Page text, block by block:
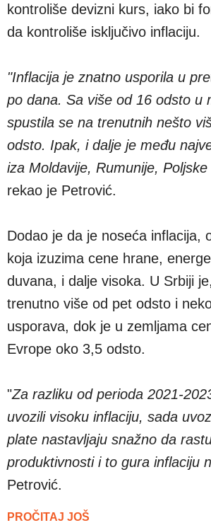
kontroliše devizni kurs, iako bi
da kontroliše isključivo inflaciju.
"Inflacija je znatno usporila u
po dana. Sa više od 16 odsto u
spustila se na trenutnih nešto
odsto. Ipak, i dalje je među
iza Moldavije, Rumunije,
rekao je Petrović.
Dodao je da je noseća inflacija,
koja izuzima cene hrane,
duvana, i dalje visoka. U Srbiji
trenutno više od pet odsto i
usporava, dok je u zemljama
Evrope oko 3,5 odsto.
"Za razliku od perioda 2021-
uvozili visoku inflaciju, sada
plate nastavljaju snažno da
produktivnosti i to gura inflaciju
Petrović.
PROČITAJ JOŠ